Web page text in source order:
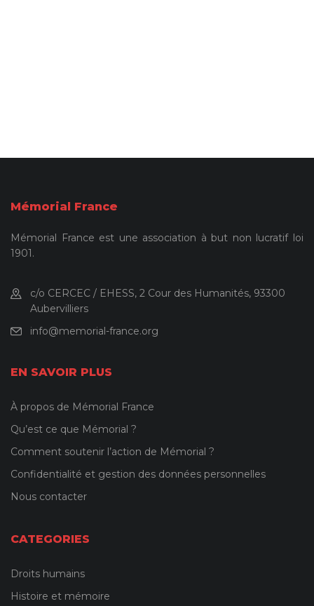
Mémorial France
Mémorial France est une association à but non lucratif loi
1901.
c/o CERCEC / EHESS, 2 Cour des Humanités, 93300
Aubervilliers
info@memorial-france.org
EN SAVOIR PLUS
À propos de Mémorial France
Qu’est ce que Mémorial ?
Comment soutenir l’action de Mémorial ?
Confidentialité et gestion des données personnelles
Nous contacter
CATEGORIES
Droits humains
Histoire et mémoire